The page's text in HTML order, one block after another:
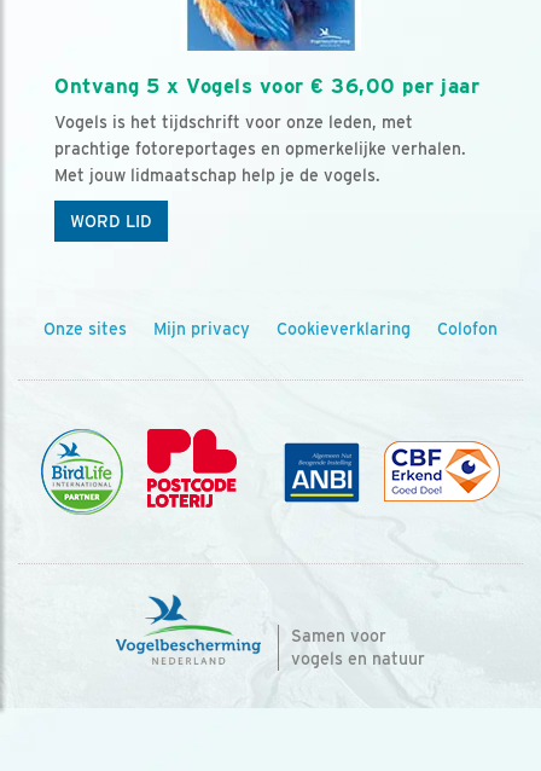
Ontvang 5 x Vogels voor € 36,00 per jaar
Vogels is het tijdschrift voor onze leden, met
prachtige fotoreportages en opmerkelijke verhalen.
Met jouw lidmaatschap help je de vogels.
WORD LID
Onze sites Mijn privacy Cookieverklaring Colofon
Samen voor
vogels en natuur